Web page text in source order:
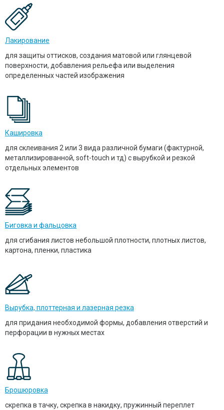
Лакирование
для защиты оттисков, создания матовой или глянцевой
поверхности, добавления рельефа или выделения
определенных частей изображения
Кашировка
для склеивания 2 или 3 вида различной бумаги (фактурной,
металлизированной, soft-touch и тд) с вырубкой и резкой
отдельных элементов
Биговка и фальцовка
для сгибания листов небольшой плотности, плотных листов,
картона, пленки, пластика
Вырубка, плоттерная и лазерная резка
для придания необходимой формы, добавления отверстий и
перфорации в нужных местах
Брошюровка
скрепка в тачку, скрепка в накидку, пружинный переплет